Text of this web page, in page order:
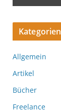
Kategorien
Allgemein
Artikel
Bücher
Freelance